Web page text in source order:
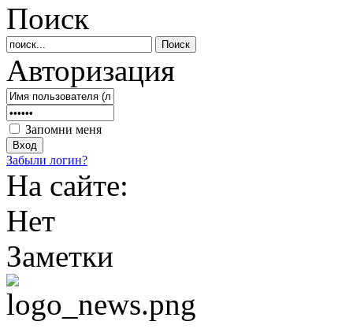
Поиск
Авторизация
Запомни меня
Забыли логин?
На сайте:
Нет
Заметки